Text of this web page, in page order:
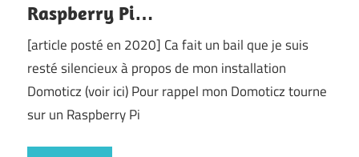
Raspberry Pi…
[article posté en 2020] Ca fait un bail que je suis
resté silencieux à propos de mon installation
Domoticz (voir ici) Pour rappel mon Domoticz tourne
sur un Raspberry Pi